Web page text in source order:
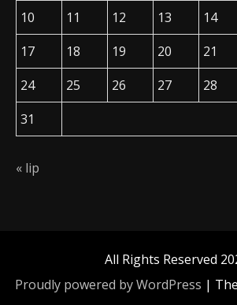
10
11 12 13 14
17
18 19 20 21
24
25 26 27 28
31
« lip
All Rights Reserved
Proudly powered by WordPress |